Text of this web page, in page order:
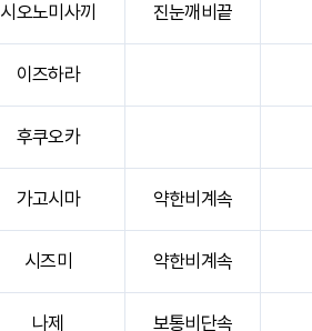
시오노미사끼 진눈깨비끝
이즈하라
후쿠오카
가고시마 약한비계속
시즈미 약한비계속
나제 보통비단속